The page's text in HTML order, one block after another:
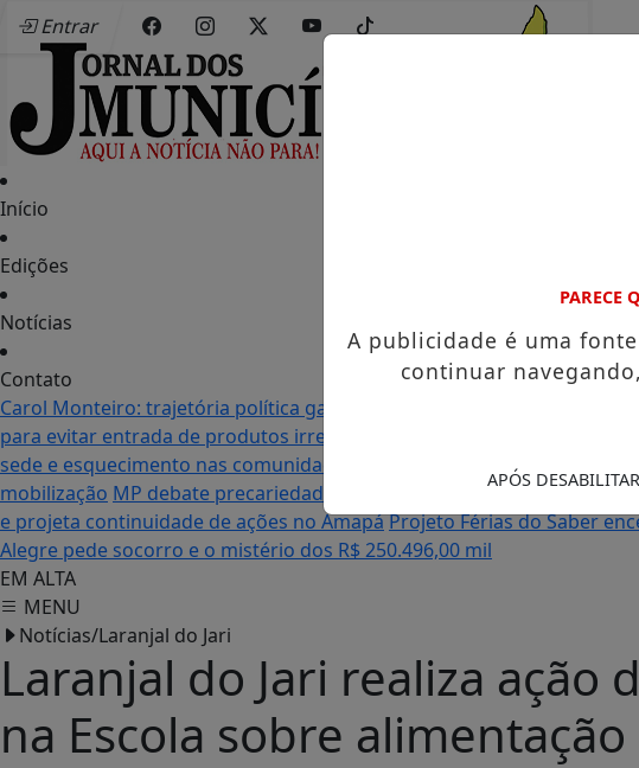
Entrar
Início
Edições
Notícias
Contato
Carol Monteiro: trajetória política ganha destaque em Porto Grande
para evitar entrada de produtos irregulares
Seletiva do Musa e
sede e esquecimento nas comunidades: as duas realidades de Amapá
mobilização MP debate precariedade de energia elétrica com
e projeta continuidade de ações no AmapáProjeto Férias do Saber
Alegre pede socorro e o mistério dos R$ 250.496,00 mil
EM ALTA
MENU
Notícias/Laranjal do Jari
Laranjal do Jari realiza ação
na Escola sobre
PARECE
A publicidade é uma
continuar
APÓS